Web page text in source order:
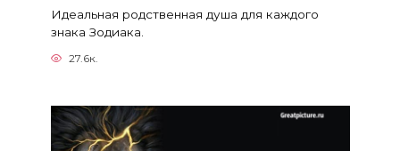
Идеальная родственная душа для каждого
знака Зодиака.
27.6к.